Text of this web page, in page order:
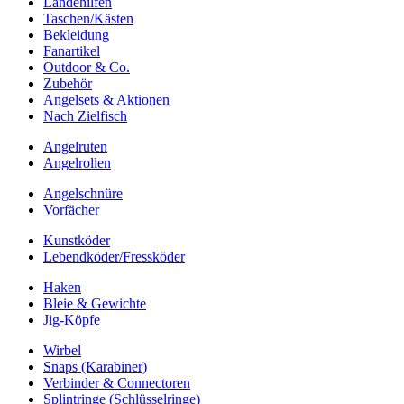
Taschen/Kästen
Bekleidung
Fanartikel
Outdoor & Co.
Zubehör
Angelsets & Aktionen
Nach Zielfisch
Angelruten
Angelrollen
Angelschnüre
Vorfächer
Kunstköder
Lebendköder/Fressköder
Haken
Bleie & Gewichte
Jig-Köpfe
Wirbel
Snaps (Karabiner)
Verbinder & Connectoren
Splintringe (Schlüsselringe)